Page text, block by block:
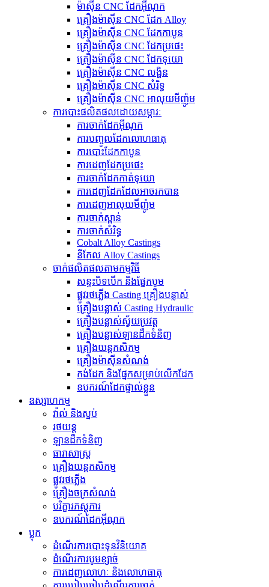
ម៉ាស៊ីន CNC ដែកអ៊ីណុក
គ្រឿងម៉ាស៊ីន CNC ដែក Alloy
គ្រឿងម៉ាស៊ីន CNC ដែកកាបូន
គ្រឿងម៉ាស៊ីន CNC ដែកប្រផេះ
គ្រឿងម៉ាស៊ីន CNC ដែកទុយោ
គ្រឿងម៉ាស៊ីន CNC លង្ហិន
គ្រឿងម៉ាស៊ីន CNC សំរិទ្ធ
គ្រឿងម៉ាស៊ីន CNC អាលុយមីញ៉ូម
ការបោះផលិតផលដោយសម្ភារៈ
ការចាក់ដែកអ៊ីណុក
ការបញ្ចូលដែកលោហធាតុ
ការបោះដែកកាបូន
ការ​ដេញ​ដែក​ប្រផេះ
ការ​ចាក់​ដែក​កាត់​ទុយោ
ការ​ដេញ​ដែក​ដែល​អាច​រក​បាន​
ការ​ដេញ​អាលុយ​មីញ៉ូ​ម​
ការចាក់ស្ពាន់
ការចាក់សំរិទ្ធ
Cobalt Alloy Castings
នីកែល Alloy Castings
ចាក់ផលិតផលតាមកម្មវិធី
សន្ទះបិទបើក និងផ្នែកបូម
ផ្លូវរថភ្លើង Casting គ្រឿងបន្លាស់
គ្រឿងបន្លាស់ Casting Hydraulic
គ្រឿងបន្លាស់ស្វ័យប្រវត្ត
គ្រឿងបន្លាស់ឡានដឹកទំនិញ
គ្រឿងយន្តកសិកម្ម
គ្រឿងម៉ាស៊ីនសំណង់
កង់​ដែក និង​ផ្នែក​សម្រាប់​លើក​ដែក
ឧបករណ៍ដែកផ្ទាល់ខ្លួន
ឧស្សាហកម្ម
វ៉ាល់ និងស្នប់
រថយន្ត
ឡានដឹកទំនិញ
ធារាសាស្ត្រ
គ្រឿងយន្តកសិកម្ម
ផ្លូវរថភ្លើង
គ្រឿងចក្រសំណង់
បរិក្ខារភស្តុភារ
ឧបករណ៍ដែកអ៊ីណុក
ប្លុក
ដំណើរការបោះទុនវិនិយោគ
ដំណើរការបូមខ្សាច់
ការដេញលោហៈ និងលោហធាតុ